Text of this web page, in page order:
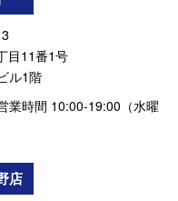
目11番1号
ル1階
店